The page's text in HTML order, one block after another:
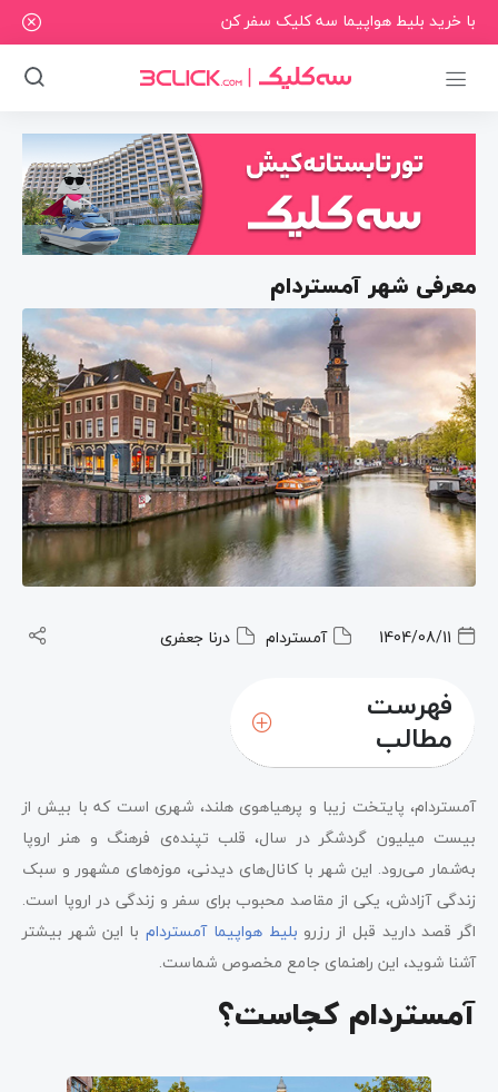
با خرید بلیط هواپیما سه کلیک سفر کن
معرفی شهر آمستردام
1404/08/11 آمستردام درنا جعفری
فهرست
مطالب
آمستردام، پایتخت زیبا و پرهیاهوی هلند، شهری است که با بیش از
بیست میلیون گردشگر در سال، قلب تپنده‌ی فرهنگ و هنر اروپا
به‌شمار می‌رود. این شهر با کانال‌های دیدنی، موزه‌های مشهور و سبک
زندگی آزادش، یکی از مقاصد محبوب برای سفر و زندگی در اروپا است.
اگر قصد دارید قبل از رزرو بلیط هواپیما آمستردام با این شهر بیشتر
آشنا شوید، این راهنمای جامع مخصوص شماست.
آمستردام کجاست؟